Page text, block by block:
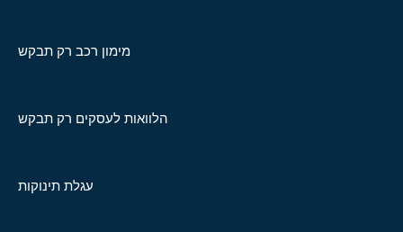
מימון רכב רק תבקש
הלוואות לעסקים רק תבקש
עגלת תינוקות